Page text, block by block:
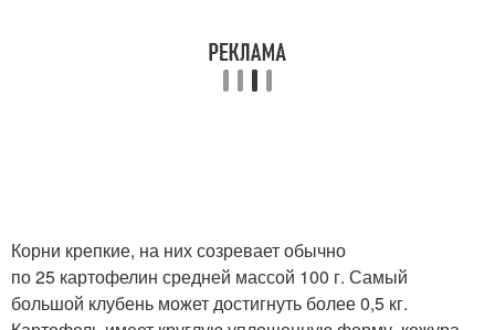
Корни крепкие, на них созревает обычно
по 25 картофелин средней массой 100 г. Самый
большой клубень может достигнуть более 0,5 кг.